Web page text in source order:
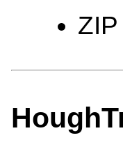
ZIP